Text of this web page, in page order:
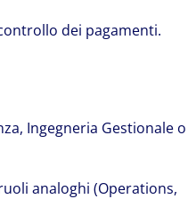
dei pagamenti.
Ingegneria Gestionale o
analoghi (Operations,